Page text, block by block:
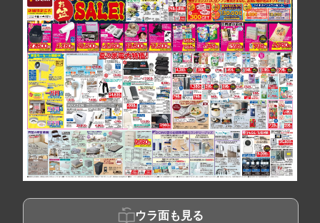
ウラ面も見る